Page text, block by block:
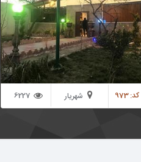
( قابلیت روباز و سرپوشیده ) محوطه
به همراه گل آرایی و نور پردازی در شب
کد: 973 شهریار 6227